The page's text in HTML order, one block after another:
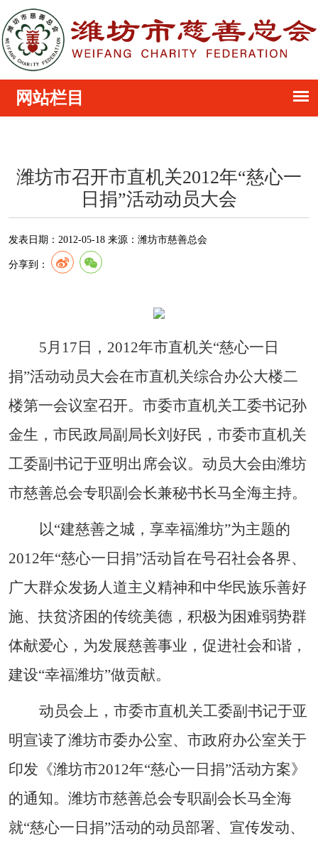
潍坊市召开市直机关2012年“慈心一
日捐”活动动员大会
发表日期： 2012-05-18 来源： 潍坊市慈善总会
分享到：
5月 17 日 ， 2012年市直机关“慈心一日
捐”活动动员大会在市直机关综合办公大楼二
楼第一会议室召开。市委市直机关工委书记孙
金生，市民政局副局长刘好民，市委市直机关
工委副书记于亚明出席会议。动员大会由潍坊
市慈善总会专职副会长兼秘书长马全海主持。
以“建慈善之城，享幸福潍坊”为主题的
2012年“慈心一日捐”活动旨在号召社会各界、
广大群众发扬人道主义精神和中华民族乐善好
施、扶贫济困的传统美德，积极为困难弱势群
体献爱心，为发展慈善事业，促进社会和谐，
建设“幸福潍坊”做贡献。
动员会上，市委市直机关工委副书记于亚
明宣读了潍坊市委办公室、市政府办公室关于
印发《潍坊市2012年“慈心一日捐”活动方案》
的通知。潍坊市慈善总会专职副会长马全海
就“慈心一日捐”活动的动员部署、宣传发动、